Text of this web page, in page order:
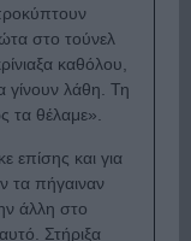
στο τούνελ
καθόλου,
λάθη. Τη
τα θέλαμε».
επίσης και για
τα πήγαιναν
άλλη στο
Στήριξα